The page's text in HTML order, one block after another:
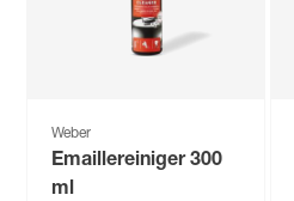
Weber
Emaillereiniger 300
ml